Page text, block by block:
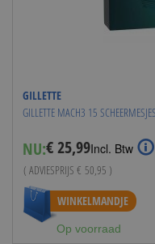
GILLETTE
GILLETTE MACH3 15
NU:Special
Price
€ 25,99Incl. Btw
( ADVIESPRIJS € 50,95 )
WINKELMANDJE
Op voorraad